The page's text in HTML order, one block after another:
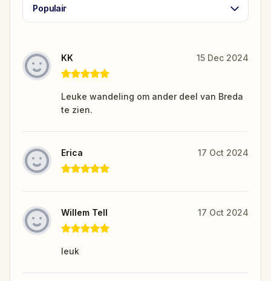
Populair
KK 15 Dec 2024
Leuke wandeling om ander deel van Breda
te zien.
Erica 17 Oct 2024
Willem Tell 17 Oct 2024
leuk